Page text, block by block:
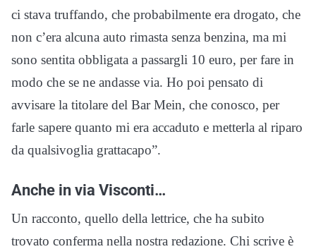
ci stava truffando, che probabilmente era drogato, che
non c’era alcuna auto rimasta senza benzina, ma mi
sono sentita obbligata a passargli 10 euro, per fare in
modo che se ne andasse via. Ho poi pensato di
avvisare la titolare del Bar Mein, che conosco, per
farle sapere quanto mi era accaduto e metterla al riparo
da qualsivoglia grattacapo”.
Anche in via Visconti…
Un racconto, quello della lettrice, che ha subito
trovato conferma nella nostra redazione. Chi scrive è